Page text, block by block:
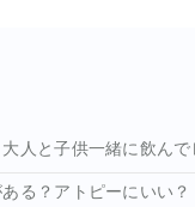
人と子供一緒に飲んで
る？アトピーにいい？